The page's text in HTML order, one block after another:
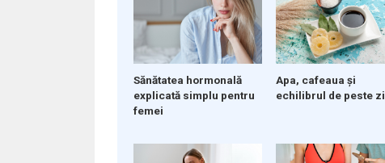
Sănătatea hormonală
explicată simplu pentru
femei
Apa, cafeaua și
echilibrul de peste zi